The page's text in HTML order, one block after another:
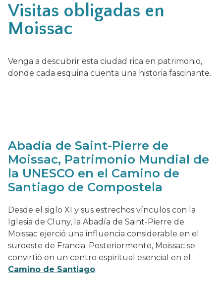
Visitas obligadas en
Moissac
Venga a descubrir esta ciudad rica en patrimonio,
donde cada esquina cuenta una historia fascinante.
Abadía de Saint-Pierre de
Moissac, Patrimonio Mundial de
la UNESCO en el Camino de
Santiago de Compostela
Desde el siglo XI y sus estrechos vínculos con la
Iglesia de Cluny, la Abadía de Saint-Pierre de
Moissac ejerció una influencia considerable en el
suroeste de Francia. Posteriormente, Moissac se
convirtió en un centro espiritual esencial en el
Camino de Santiago.